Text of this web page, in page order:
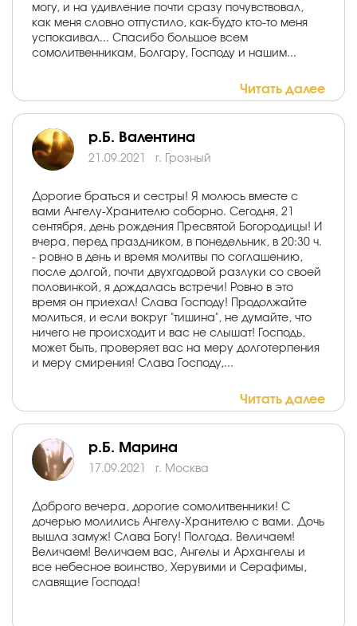
могу, и на удивление почти сразу почувствовал,
как меня словно отпустило, как-будто кто-то меня
успокаивал... Спасибо большое всем
сомолитвенникам, Болгару, Господу и нашим...
Читать далее
р.Б. Валентина
21.09.2021 г. Грозный
Дорогие браться и сестры! Я молюсь вместе с
вами Ангелу-Хранителю соборно. Сегодня, 21
сентября, день рождения Пресвятой Богородицы! И
вчера, перед праздником, в понедельник, в 20:30 ч.
- ровно в день и время молитвы по соглашению,
после долгой, почти двухгодовой разлуки со своей
половинкой, я дождалась встречи! Ровно в это
время он приехал! Слава Господу! Продолжайте
молиться, и если вокруг "тишина", не думайте, что
ничего не происходит и вас не слышат! Господь,
может быть, проверяет вас на меру долготерпения
и меру смирения! Слава Господу,...
Читать далее
р.Б. Марина
17.09.2021 г. Москва
Доброго вечера, дорогие сомолитвенники! С
дочерью молились Ангелу-Хранителю с вами. Дочь
вышла замуж! Слава Богу! Полгода. Величаем!
Величаем! Величаем вас, Ангелы и Архангелы и
все небесное воинство, Херувими и Серафимы,
славящие Господа!